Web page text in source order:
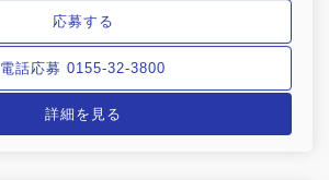
応募する
電話応募 0155-32-3800
詳細を見る